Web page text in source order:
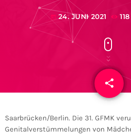
today 24. JUNI 2021 118
share
email
Saarbrücken/Berlin. Die 31. GFMK
Genitalverstümmelungen von